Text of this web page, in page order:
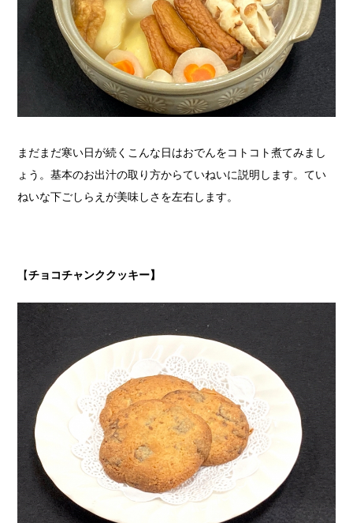
まだまだ寒い日が続くこんな日はおでんをコトコト煮てみまし
ょう。基本のお出汁の取り方からていねいに説明します。てい
ねいな下ごしらえが美味しさを左右します。
【チョコチャンククッキー】